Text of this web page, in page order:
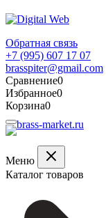
Обратная связь
+7 (995) 607 17 07
brasspiter@gmail.com
Сравнение0
Избранное0
Корзина0
Меню
Каталог товаров